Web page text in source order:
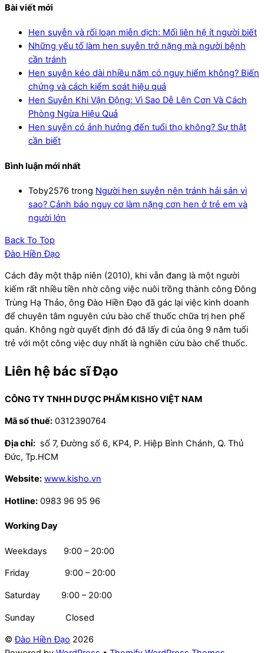
Bài viết mới
Hen suyễn và rối loạn miễn dịch: Mối liên hệ ít người biết
Những yếu tố làm hen suyễn trở nặng mà người bệnh
cần tránh
Hen suyễn kéo dài nhiều năm có nguy hiểm không? Biến
chứng và cách kiểm soát hiệu quả
Hen Suyễn Khi Vận Động: Vì Sao Dễ Lên Cơn Và Cách
Phòng Ngừa Hiệu Quả
Hen suyễn có ảnh hưởng đến tuổi thọ không? Sự thật
cần biết
Bình luận mới nhất
Toby2576 trong Người hen suyễn nên tránh hải sản vì
sao? Cảnh báo nguy cơ làm nặng cơn hen ở trẻ em và
người lớn
Back To Top
Đào Hiền Đạo
Cách đây một thập niên (2010), khi vẫn đang là một người
kiếm rất nhiều tiền nhờ công việc nuôi trồng thành công Đông
Trùng Hạ Thảo, ông Đào Hiền Đạo đã gác lại việc kinh doanh
để chuyên tâm nguyên cứu bào chế thuốc chữa trị hen phế
quản. Không ngờ quyết định đó đã lấy đi của ông 9 năm tuổi
trẻ với một công việc duy nhất là nghiên cứu bào chế thuốc.
Liên hệ bác sĩ Đạo
CÔNG TY TNHH DƯỢC PHẨM KISHO VIỆT NAM
Mã số thuế: 0312390764
Địa chỉ: số 7, Đường số 6, KP4, P. Hiệp Bình Chánh, Q. Thủ
Đức, Tp.HCM
Website: www.kisho.vn
Hotline: 0983 96 95 96
Working Day
Weekdays 9:00 – 20:00
Friday 9:00 – 20:00
Saturday 9:00 – 20:00
Sunday Closed
©Đào Hiền Đạo 2026